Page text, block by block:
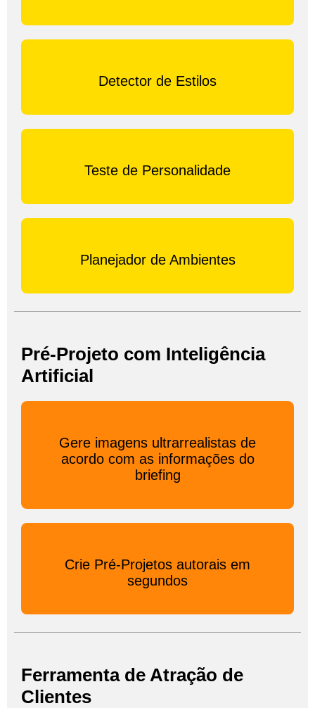
Detector de Estilos
Teste de Personalidade
Planejador de Ambientes
Pré-Projeto com Inteligência
Artificial
Gere imagens ultrarrealistas de
acordo com as informações do
briefing
Crie Pré-Projetos autorais em
segundos
Ferramenta de Atração de
Clientes